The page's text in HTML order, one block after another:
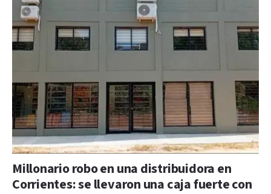
Millonario robo en una distribuidora en
Corrientes: se llevaron una caja fuerte con